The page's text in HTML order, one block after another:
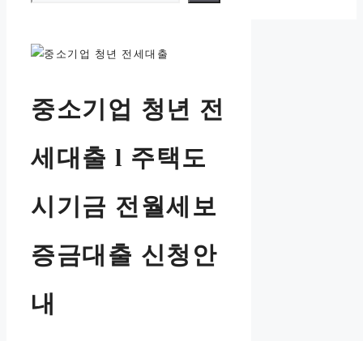
중소기업 청년 전
세대출 l 주택도
시기금 전월세보
증금대출 신청안
내